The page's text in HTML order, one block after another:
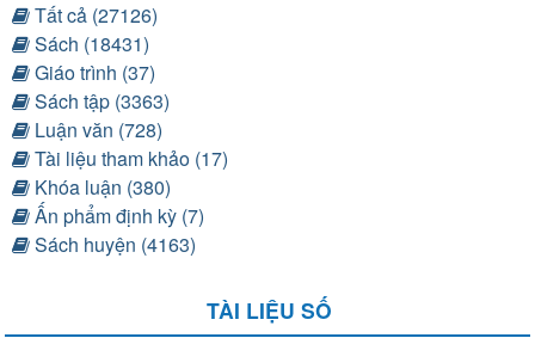
Tất cả (27126)
Sách (18431)
Giáo trình (37)
Sách tập (3363)
Luận văn (728)
Tài liệu tham khảo (17)
Khóa luận (380)
Ấn phẩm định kỳ (7)
Sách huyện (4163)
TÀI LIỆU SỐ